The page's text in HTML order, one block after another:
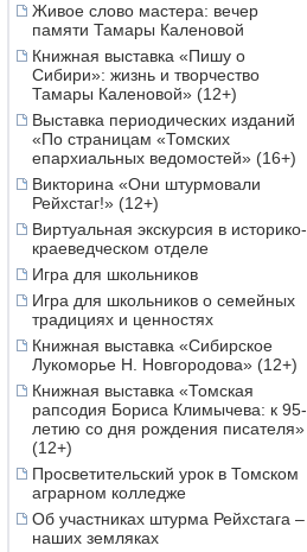
Живое слово мастера: вечер
памяти Тамары Каленовой
Книжная выставка «Пишу о
Сибири»: жизнь и творчество
Тамары Каленовой» (12+)
Выставка периодических изданий
«По страницам «Томских
епархиальных ведомостей» (16+)
Викторина «Они штурмовали
Рейхстаг!» (12+)
Виртуальная экскурсия в историко-
краеведческом отделе
Игра для школьников
Игра для школьников о семейных
традициях и ценностях
Книжная выставка «Сибирское
Лукоморье Н. Новгородова» (12+)
Книжная выставка «Томская
рапсодия Бориса Климычева: к 95-
летию со дня рождения писателя»
(12+)
Просветительский урок в Томском
аграрном колледже
Об участниках штурма Рейхстага –
наших земляках